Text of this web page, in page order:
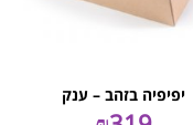
יפיפיה בזהב – ענק